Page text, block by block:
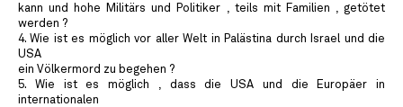
kann und hohe Militärs und Politiker , teils mit Familien , getötet
werden ?
4. Wie ist es möglich vor aller Welt in Palästina durch Israel und die
USA
ein Völkermord zu begehen ?
5. Wie ist es möglich , dass die USA und die Europäer in
internationalen